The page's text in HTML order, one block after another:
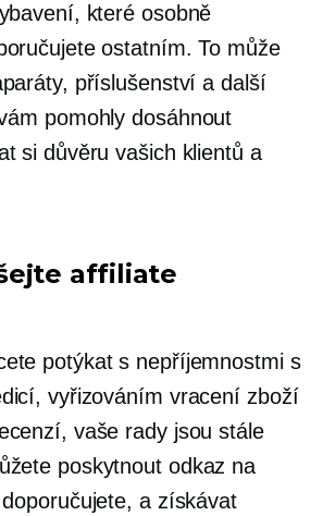
které osobně
ostatním. To může
příslušenství a další
pomohly dosáhnout
si důvěru vašich klientů a
affiliate
potýkat s nepříjemnostmi s
vyřizováním vracení zboží
vaše rady jsou stále
poskytnout odkaz na
a získávat